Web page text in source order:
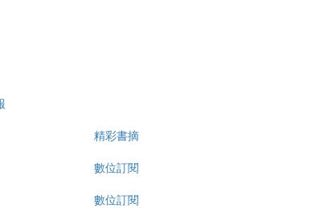
精彩書摘
數位訂閱
數位訂閱